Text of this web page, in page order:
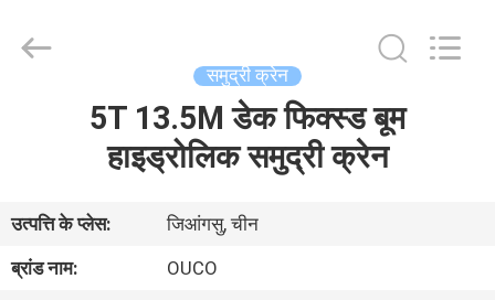
वीडियो
GROUP
समुद्री क्रेन
5T 13.5M डेक फिक्स्ड बूम
हाइड्रोलिक समुद्री क्रेन
उत्पत्ति के प्लेस:
जिआंगसु, चीन
ब्रांड नाम:
OUCO